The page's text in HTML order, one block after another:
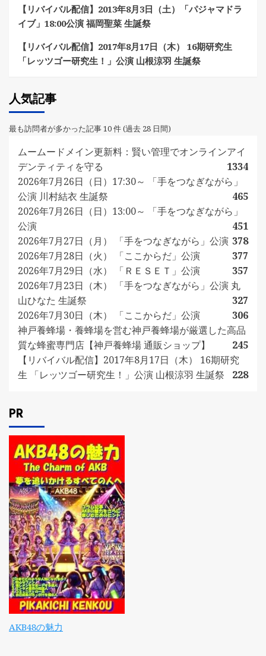
【リバイバル配信】2013年8月3日（土）「パジャマドラ
イブ」18:00公演 福岡聖菜 生誕祭
【リバイバル配信】2017年8月17日（木） 16期研究生
「レッツゴー研究生！」公演 山根涼羽 生誕祭
人気記事
最も訪問者が多かった記事 10 件 (過去 28 日間)
ムームードメイン更新料：賢い管理でオンラインアイ
デンティティを守る
1334
2026年7月26日（日）17:30～ 「手をつなぎながら」
公演 川村結衣 生誕祭
465
2026年7月26日（日）13:00～ 「手をつなぎながら」
公演
451
2026年7月27日（月） 「手をつなぎながら」公演 378
2026年7月28日（火） 「ここからだ」公演
377
2026年7月29日（水） 「ＲＥＳＥＴ」公演
357
2026年7月23日（木） 「手をつなぎながら」公演 丸
山ひなた 生誕祭
327
2026年7月30日（木） 「ここからだ」公演
306
神戸養蜂場・養蜂場を営む神戸養蜂場が厳選した高品
質な蜂蜜専門店【神戸養蜂場 通販ショップ】
245
【リバイバル配信】2017年8月17日（木） 16期研究
生 「レッツゴー研究生！」公演 山根涼羽 生誕祭
228
PR
AKB48の魅力